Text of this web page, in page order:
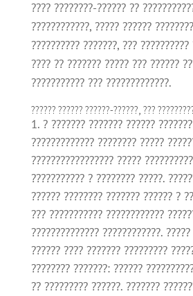
???? ????????-?????? ??
????????????, ????? ??????
?????????? ???????, ???
???? ?? ??????? ????? ??? ??????
??????????? ??? ?????????????.
?????? ?????? ??????-??????, ???
? ??????? ??????? ??????
????????????? ???????? ?????
????????????????? ?????
??????????? ? ???????? ?????.
?????? ???????? ??????? ?????? ?
??? ??????????? ????????????
?????????????? ????????????.
?????? ???? ??????? ?????????
???????? ???????: ??????
?? ????????? ??????. ???????